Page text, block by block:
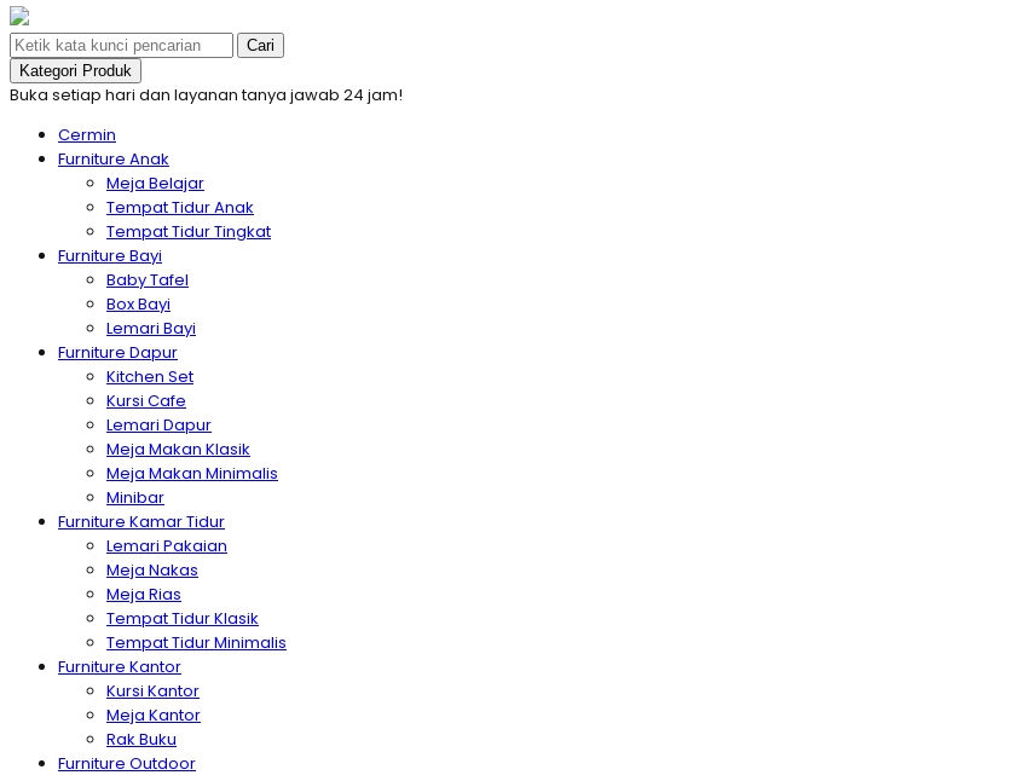
Cari
Kategori Produk
Buka setiap hari dan layanan tanya jawab 24 jam!
Cermin
Furniture Anak
Meja Belajar
Tempat Tidur Anak
Tempat Tidur Tingkat
Furniture Bayi
Baby Tafel
Box Bayi
Lemari Bayi
Furniture Dapur
Kitchen Set
Kursi Cafe
Lemari Dapur
Meja Makan Klasik
Meja Makan Minimalis
Minibar
Furniture Kamar Tidur
Lemari Pakaian
Meja Nakas
Meja Rias
Tempat Tidur Klasik
Tempat Tidur Minimalis
Furniture Kantor
Kursi Kantor
Meja Kantor
Rak Buku
Furniture Outdoor